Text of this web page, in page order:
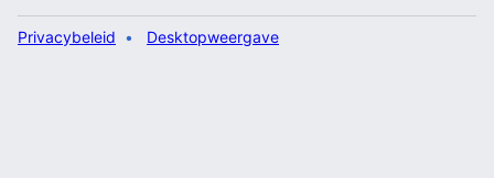
Privacybeleid Desktopweergave